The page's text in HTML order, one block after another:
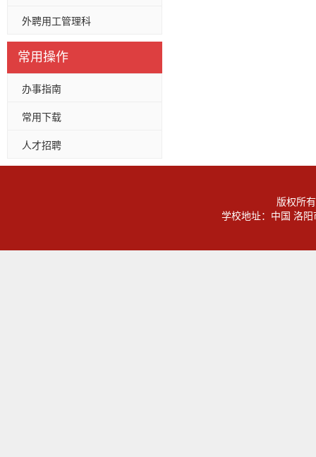
外聘用工管理科
常用操作
办事指南
常用下载
人才招聘
版权所
学校地址：中国 洛